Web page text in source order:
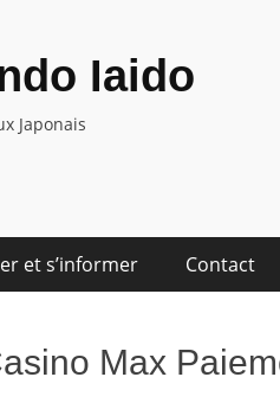
Iaido
Japonais
et s’informer Contact
Max